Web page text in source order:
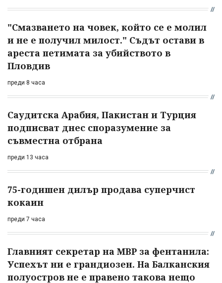
"Смазването на човек, който се е молил
и не е получил милост." Съдът остави в
ареста петимата за убийството в
Пловдив
преди 8 часа
Саудитска Арабия, Пакистан и Турция
подписват днес споразумение за
съвместна отбрана
преди 13 часа
75-годишен дилър продава суперчист
кокаин
преди 7 часа
Главният секретар на МВР за фентанила:
Успехът ни е грандиозен. На Балканския
полуостров не е правено такова нещо